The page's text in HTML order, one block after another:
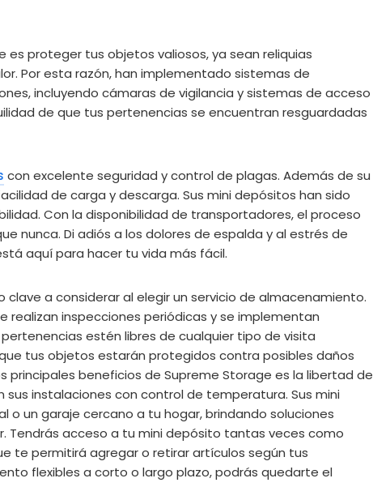
es proteger tus objetos valiosos, ya sean reliquias
Por esta razón, han implementado sistemas de
incluyendo cámaras de vigilancia y sistemas de acceso
de que tus pertenencias se encuentran resguardadas
con excelente seguridad y control de plagas. Además de su
de carga y descarga. Sus mini depósitos han sido
Con la disponibilidad de transportadores, el proceso
nunca. Di adiós a los dolores de espalda y al estrés de
aquí para hacer tu vida más fácil.
a considerar al elegir un servicio de almacenamiento.
realizan inspecciones periódicas y se implementan
estén libres de cualquier tipo de visita
tus objetos estarán protegidos contra posibles daños
principales beneficios de Supreme Storage es la libertad de
instalaciones con control de temperatura. Sus mini
un garaje cercano a tu hogar, brindando soluciones
Tendrás acceso a tu mini depósito tantas veces como
te permitirá agregar o retirar artículos según tus
flexibles a corto o largo plazo, podrás quedarte el